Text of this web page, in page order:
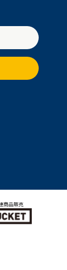
商品販売